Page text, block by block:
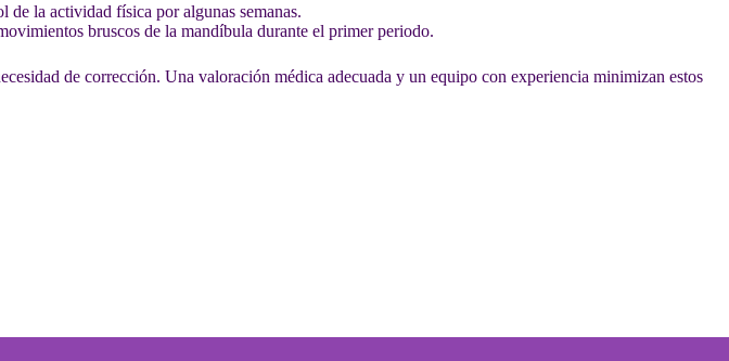
de la actividad física por algunas semanas.
bruscos de la mandíbula durante el primer periodo.
de corrección. Una valoración médica adecuada y un equipo con experiencia minimizan estos